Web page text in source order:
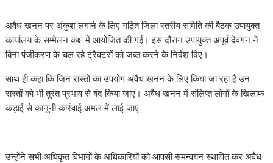
अवैध खनन पर अंकुश लगाने के लिए गठित जिला स्तरीय समिति की बैठक उपायुक्त
कार्यालय के सम्मेलन कक्ष में आयोजित की गई। इस दौरान उपायुक्त अपूर्व देवगन ने
बिना पंजीकरण के चल रहे ट्रैक्टरों को जब्त करने के निर्देश दिए।
साथ ही कहा कि जिन रास्तों का उपयोग अवैध खनन के लिए किया जा रहा है उन
रास्तों को भी तुरंत प्रभाव से बंद किया जाए। अवैध खनन में संलिप्त लोगों के खिलाफ
कड़ाई से कानूनी कार्रवाई अमल में लाई जाए
उन्होंने सभी अधिकृत विभागों के अधिकारियों को आपसी समन्वयन स्थापित कर अवैध